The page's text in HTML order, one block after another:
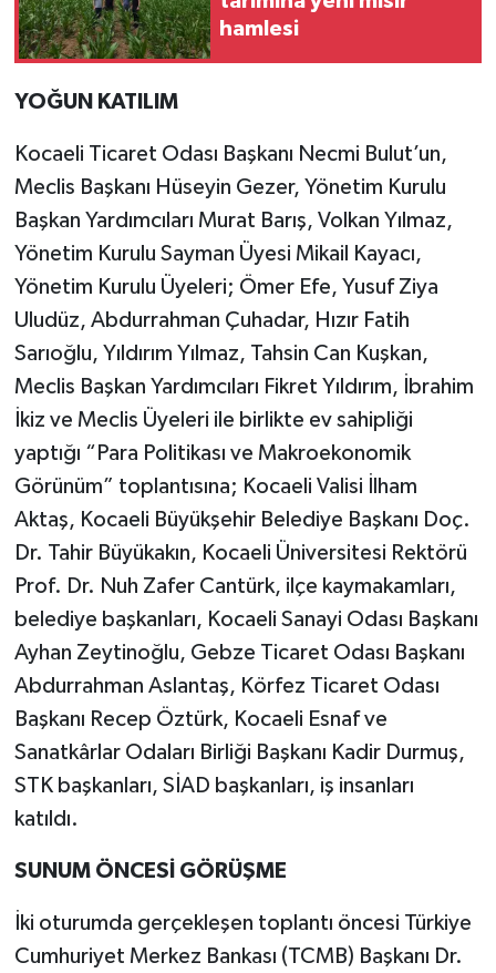
hamlesi
YOĞUN KATILIM
Kocaeli Ticaret Odası Başkanı Necmi Bulut’un,
Meclis Başkanı Hüseyin Gezer, Yönetim Kurulu
Başkan Yardımcıları Murat Barış, Volkan Yılmaz,
Yönetim Kurulu Sayman Üyesi Mikail Kayacı,
Yönetim Kurulu Üyeleri; Ömer Efe, Yusuf Ziya
Uludüz, Abdurrahman Çuhadar, Hızır Fatih
Sarıoğlu, Yıldırım Yılmaz, Tahsin Can Kuşkan,
Meclis Başkan Yardımcıları Fikret Yıldırım, İbrahim
İkiz ve Meclis Üyeleri ile birlikte ev sahipliği
yaptığı “Para Politikası ve Makroekonomik
Görünüm” toplantısına; Kocaeli Valisi İlham
Aktaş, Kocaeli Büyükşehir Belediye Başkanı Doç.
Dr. Tahir Büyükakın, Kocaeli Üniversitesi Rektörü
Prof. Dr. Nuh Zafer Cantürk, ilçe kaymakamları,
belediye başkanları, Kocaeli Sanayi Odası Başkanı
Ayhan Zeytinoğlu, Gebze Ticaret Odası Başkanı
Abdurrahman Aslantaş, Körfez Ticaret Odası
Başkanı Recep Öztürk, Kocaeli Esnaf ve
Sanatkârlar Odaları Birliği Başkanı Kadir Durmuş,
STK başkanları, SİAD başkanları, iş insanları
katıldı.
SUNUM ÖNCESİ GÖRÜŞME
İki oturumda gerçekleşen toplantı öncesi Türkiye
Cumhuriyet Merkez Bankası (TCMB) Başkanı Dr.